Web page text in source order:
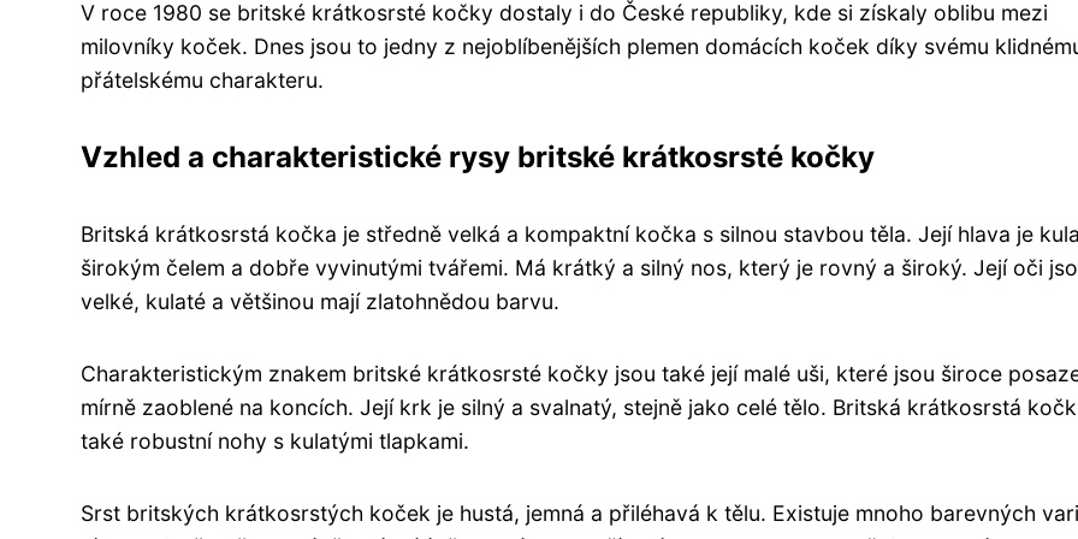
V roce 1980 se britské krátkosrsté kočky dostaly i do České republiky, kde si získaly oblibu mezi
milovníky koček. Dnes jsou to jedny z nejoblíbenějších plemen domácích koček díky svému
přátelskému charakteru.
Vzhled a charakteristické rysy britské krátkosrsté kočky
Britská krátkosrstá kočka je středně velká a kompaktní kočka s silnou stavbou těla. Její hlava je
širokým čelem a dobře vyvinutými tvářemi. Má krátký a silný nos, který je rovný a široký. Její oči
velké, kulaté a většinou mají zlatohnědou barvu.
Charakteristickým znakem britské krátkosrsté kočky jsou také její malé uši, které jsou široce
mírně zaoblené na koncích. Její krk je silný a svalnatý, stejně jako celé tělo. Britská krátkosrstá
také robustní nohy s kulatými tlapkami.
Srst britských krátkosrstých koček je hustá, jemná a přiléhavá k tělu. Existuje mnoho barevných